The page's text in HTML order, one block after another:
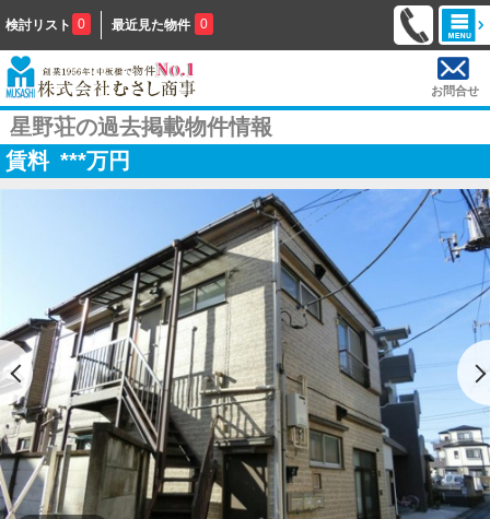
検討リスト 0 最近見た物件 0
お問合せ
星野荘の過去掲載物件情報
賃料 ***万円